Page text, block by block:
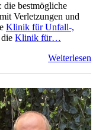
die bestmögliche
Verletzungen und
Klinik für Unfall-,
Klinik für…
Weiterlesen